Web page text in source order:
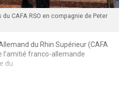
CAFA RSO en compagnie de Peter
du Rhin Supérieur (CAFA
l’amitié franco-allemande
du